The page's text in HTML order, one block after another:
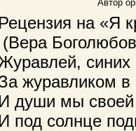
Автор
Рецензия на «Я
(Вера
журавликом в
И души мы
И под солнце